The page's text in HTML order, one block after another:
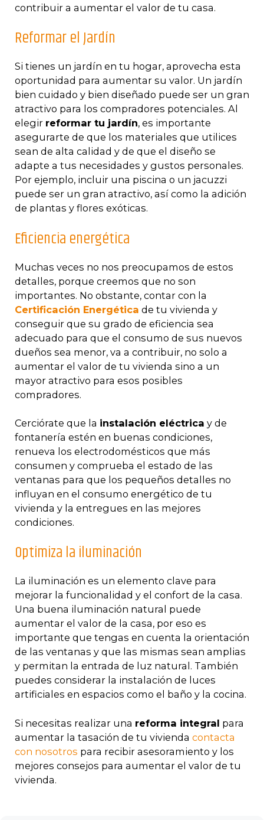
contribuir a aumentar el valor de tu casa.
Reformar el Jardín
Si tienes un jardín en tu hogar, aprovecha esta
oportunidad para aumentar su valor. Un jardín
bien cuidado y bien diseñado puede ser un gran
atractivo para los compradores potenciales. Al
elegir reformar tu jardín, es importante
asegurarte de que los materiales que utilices
sean de alta calidad y de que el diseño se
adapte a tus necesidades y gustos personales.
Por ejemplo, incluir una piscina o un jacuzzi
puede ser un gran atractivo, así como la adición
de plantas y flores exóticas.
Eficiencia energética
Muchas veces no nos preocupamos de estos
detalles, porque creemos que no son
importantes. No obstante, contar con la
Certificación Energética de tu vivienda y
conseguir que su grado de eficiencia sea
adecuado para que el consumo de sus nuevos
dueños sea menor, va a contribuir, no solo a
aumentar el valor de tu vivienda sino a un
mayor atractivo para esos posibles
compradores.
Cerciórate que la instalación eléctrica y de
fontanería estén en buenas condiciones,
renueva los electrodomésticos que más
consumen y comprueba el estado de las
ventanas para que los pequeños detalles no
influyan en el consumo energético de tu
vivienda y la entregues en las mejores
condiciones.
Optimiza la iluminación
La iluminación es un elemento clave para
mejorar la funcionalidad y el confort de la casa.
Una buena iluminación natural puede
aumentar el valor de la casa, por eso es
importante que tengas en cuenta la orientación
de las ventanas y que las mismas sean amplias
y permitan la entrada de luz natural. También
puedes considerar la instalación de luces
artificiales en espacios como el baño y la cocina.
Si necesitas realizar una reforma integral para
aumentar la tasación de tu vivienda contacta
con nosotros para recibir asesoramiento y los
mejores consejos para aumentar el valor de tu
vivienda.